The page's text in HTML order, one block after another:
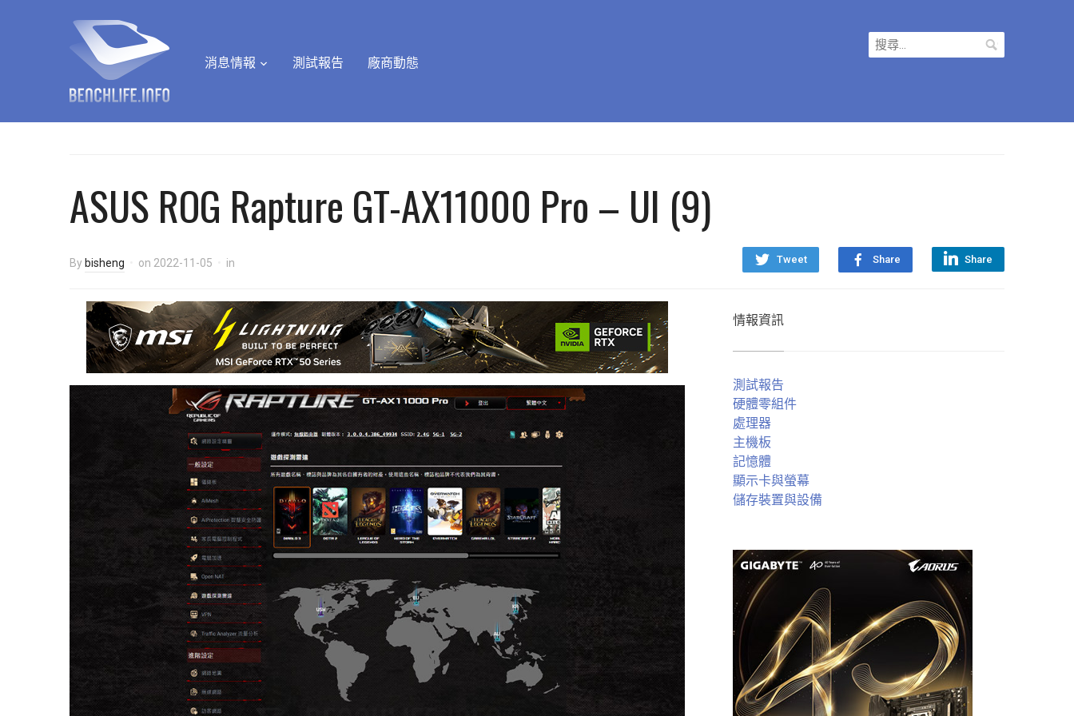
消息情報 測試報告 廠商動態
搜
尋
ASUS ROG Rapture GT-AX11000 Pro – UI (9)
Tweet Share Share
By bisheng on 2022-11-05 in
情報資訊
測試報告
硬體零組件
處理器
主機板
記憶體
顯示卡與螢幕
儲存裝置與設備